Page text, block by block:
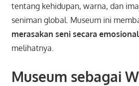
tentang kehidupan, warna, dan
seniman global. Museum ini
merasakan seni secara emosional
melihatnya.
Museum sebagai